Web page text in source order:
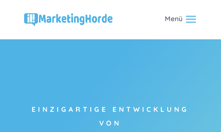
EINZIGARTIGE ENTWICKLUNG
VON